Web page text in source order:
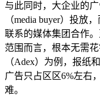
与此同时，大企业的
（media buyer）投放
联系的媒体集团合作
范围而言，根本无需
（Adex）为例，报纸
广告只占区区6%左右
难。